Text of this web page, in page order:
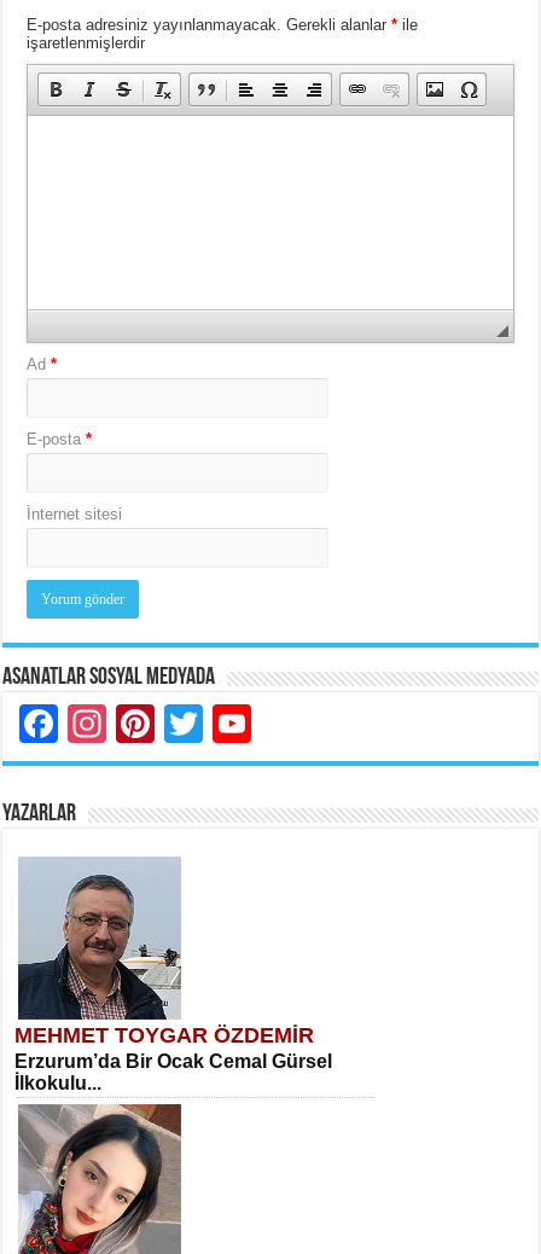
E-posta adresiniz yayınlanmayacak. Gerekli alanlar* ile
işaretlenmişlerdir
Ad*
E-posta*
İnternet sitesi
Asanatlar Sosyal Medyada
Facebook
Instagram
Pinterest
Twitter
YAZARLAR
MEHMET TOYGAR ÖZDEMİR
Erzurum’da Bir Ocak Cemal Gürsel
İlkokulu...